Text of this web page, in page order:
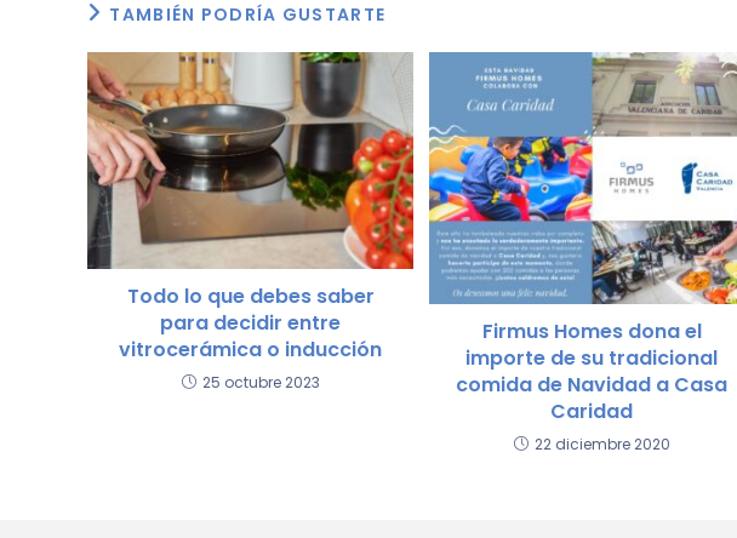
o
o
k
p
p
tir
TAMBIÉN PODRÍA GUSTARTE
Todo lo que debes saber
para decidir entre
vitrocerámica o inducción
25 octubre 2023
Firmus Homes dona el
importe de su tradicional
comida de Navidad a Casa
Caridad
22 diciembre 2020